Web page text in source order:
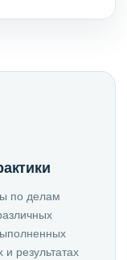
по делам
результатах